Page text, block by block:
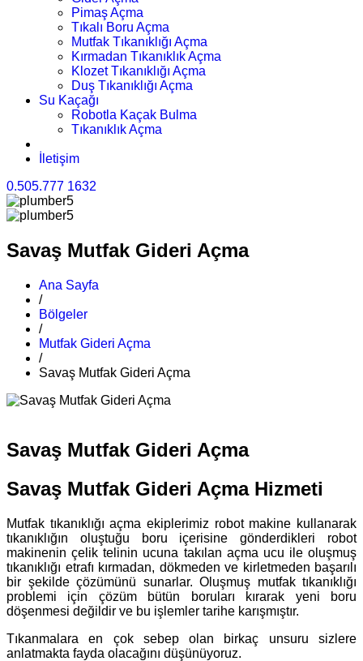
Pimaş Açma
Tıkalı Boru Açma
Mutfak Tıkanıklığı Açma
Kırmadan Tıkanıklık Açma
Klozet Tıkanıklığı Açma
Duş Tıkanıklığı Açma
Su Kaçağı
Robotla Kaçak Bulma
Tıkanıklık Açma
İletişim
0.505.777 1632
Savaş Mutfak Gideri Açma
Ana Sayfa
/
Bölgeler
/
Mutfak Gideri Açma
/
Savaş Mutfak Gideri Açma
Savaş Mutfak Gideri Açma
Savaş Mutfak Gideri Açma Hizmeti
Mutfak tıkanıklığı açma ekiplerimiz robot makine kullanarak
tıkanıklığın oluştuğu boru içerisine gönderdikleri robot
makinenin çelik telinin ucuna takılan açma ucu ile oluşmuş
tıkanıklığı etrafı kırmadan, dökmeden ve kirletmeden başarılı
bir şekilde çözümünü sunarlar. Oluşmuş mutfak tıkanıklığı
problemi için çözüm bütün boruları kırarak yeni boru
döşenmesi değildir ve bu işlemler tarihe karışmıştır.
Tıkanmalara en çok sebep olan birkaç unsuru sizlere
anlatmakta fayda olacağını düşünüyoruz.